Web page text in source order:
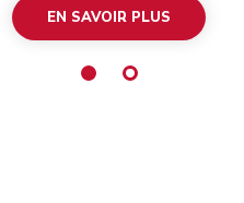
EN SAVOIR PLUS